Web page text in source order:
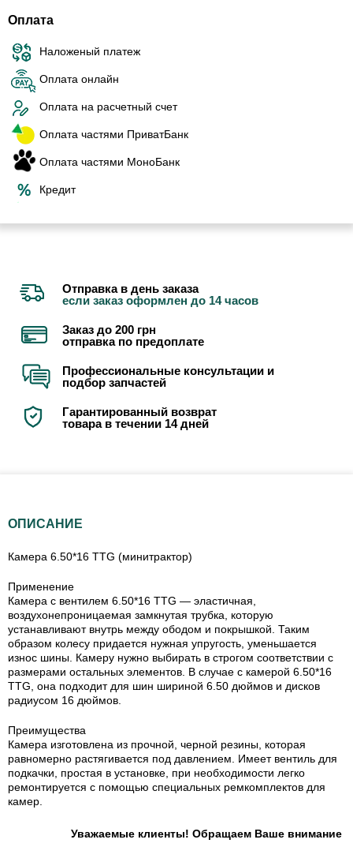
Оплата
Наложеный платеж
Оплата онлайн
Оплата на расчетный счет
Оплата частями ПриватБанк
Оплата частями МоноБанк
Кредит
Отправка в день заказа
если заказ оформлен до 14 часов
Заказ до 200 грн
отправка по предоплате
Профессиональные консультации и
подбор запчастей
Гарантированный возврат
товара в течении 14 дней
ОПИСАНИЕ
Камера 6.50*16 TTG (минитрактор)
Применение
Камера с вентилем 6.50*16 TTG — эластичная,
воздухонепроницаемая замкнутая трубка, которую
устанавливают внутрь между ободом и покрышкой. Таким
образом колесу придается нужная упругость, уменьшается
износ шины. Камеру нужно выбирать в строгом соответствии с
размерами остальных элементов. В случае с камерой 6.50*16
TTG, она подходит для шин шириной 6.50 дюймов и дисков
радиусом 16 дюймов.
Преимущества
Камера изготовлена из прочной, черной резины, которая
равномерно растягивается под давлением. Имеет вентиль для
подкачки, простая в установке, при необходимости легко
ремонтируется с помощью специальных ремкомплектов для
камер.
Уважаемые клиенты! Обращаем Ваше внимание